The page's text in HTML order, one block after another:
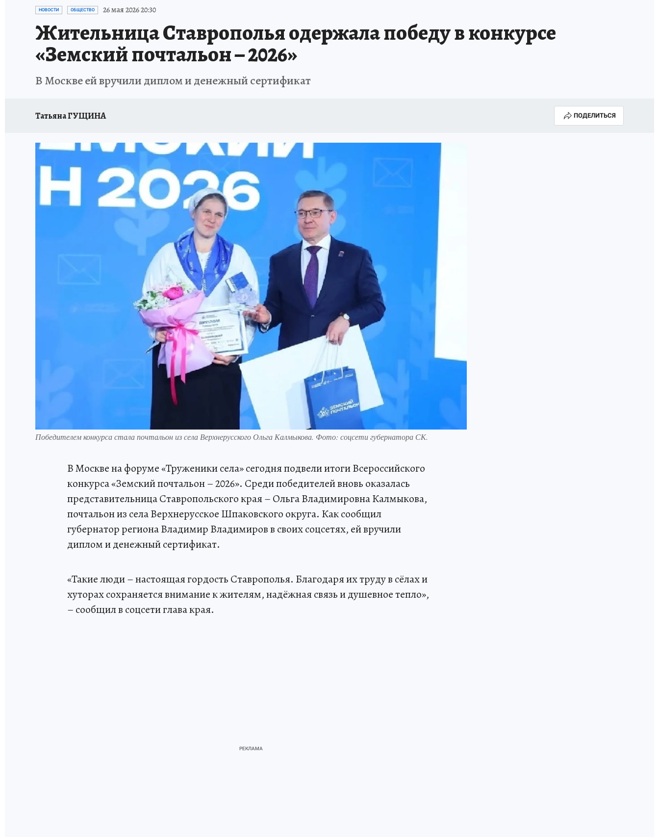
ЗАПОВЕДНАЯ РОССИЯ
НОВОСТИ ОБЩЕСТВО 26 мая 2026 20:30
Жительница Ставрополья одержала победу в конкурсе
«Земский почтальон – 2026»
В Москве ей вручили диплом и денежный сертификат
Татьяна ГУЩИНА ПОДЕЛИТЬСЯ
Победителем конкурса стала почтальон из села Верхнерусского Ольга Калмыкова. Фото: соцсети губернатора СК.
В Москве на форуме «Труженики села» сегодня подвели итоги Всероссийского
конкурса «Земский почтальон – 2026». Среди победителей вновь оказалась
представительница Ставропольского края – Ольга Владимировна Калмыкова,
почтальон из села Верхнерусское Шпаковского округа. Как сообщил
губернатор региона Владимир Владимиров в своих соцсетях, ей вручили
диплом и денежный сертификат.
«Такие люди – настоящая гордость Ставрополья. Благодаря их труду в сёлах и
хуторах сохраняется внимание к жителям, надёжная связь и душевное тепло»,
– сообщил в соцсети глава края.